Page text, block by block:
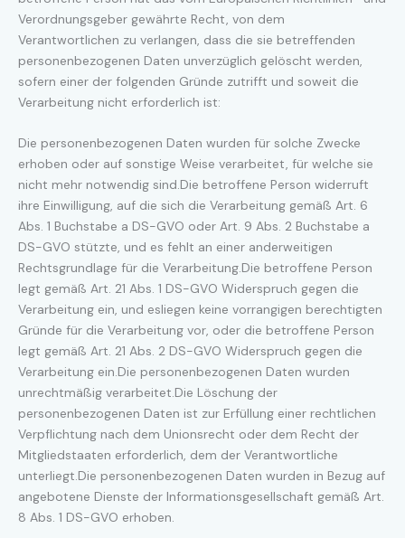
Verordnungsgeber gewährte Recht, von dem
Verantwortlichen zu verlangen, dass die sie betreffenden
personenbezogenen Daten unverzüglich gelöscht werden,
sofern einer der folgenden Gründe zutrifft und soweit die
Verarbeitung nicht erforderlich ist:
Die personenbezogenen Daten wurden für solche Zwecke
erhoben oder auf sonstige Weise verarbeitet, für welche sie
nicht mehr notwendig sind.Die betroffene Person widerruft
ihre Einwilligung, auf die sich die Verarbeitung gemäß Art. 6
Abs. 1 Buchstabe a DS-GVO oder Art. 9 Abs. 2 Buchstabe a
DS-GVO stützte, und es fehlt an einer anderweitigen
Rechtsgrundlage für die Verarbeitung.Die betroffene Person
legt gemäß Art. 21 Abs. 1 DS-GVO Widerspruch gegen die
Verarbeitung ein, und esliegen keine vorrangigen berechtigten
Gründe für die Verarbeitung vor, oder die betroffene Person
legt gemäß Art. 21 Abs. 2 DS-GVO Widerspruch gegen die
Verarbeitung ein.Die personenbezogenen Daten wurden
unrechtmäßig verarbeitet.Die Löschung der
personenbezogenen Daten ist zur Erfüllung einer rechtlichen
Verpflichtung nach dem Unionsrecht oder dem Recht der
Mitgliedstaaten erforderlich, dem der Verantwortliche
unterliegt.Die personenbezogenen Daten wurden in Bezug auf
angebotene Dienste der Informationsgesellschaft gemäß Art.
8 Abs. 1 DS-GVO erhoben.